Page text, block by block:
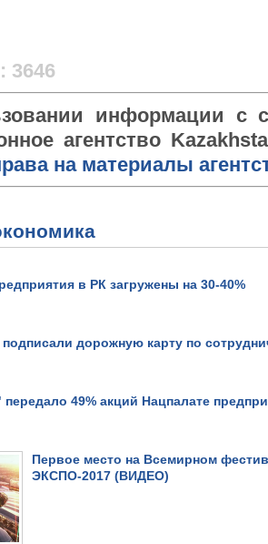
3646
информации с
агентство
на материалы
в РК загружены на 30-40%
подписали дорожную карту по
49% акций Нацпалате
Первое место на Всемирном
ЭКСПО-2017 (ВИДЕО)